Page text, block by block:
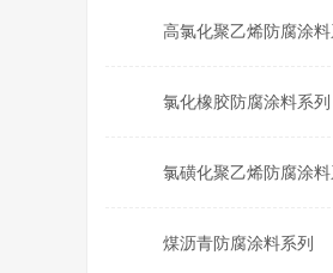
高氯化聚乙烯防腐涂料
氯化橡胶防腐涂料系列
氯磺化聚乙烯防腐涂料
煤沥青防腐涂料系列